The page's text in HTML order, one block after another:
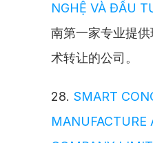
NGHỆ VÀ ĐẦU
南第一家专业提
术转让的公司。
28. SMART
MANUFACTURE